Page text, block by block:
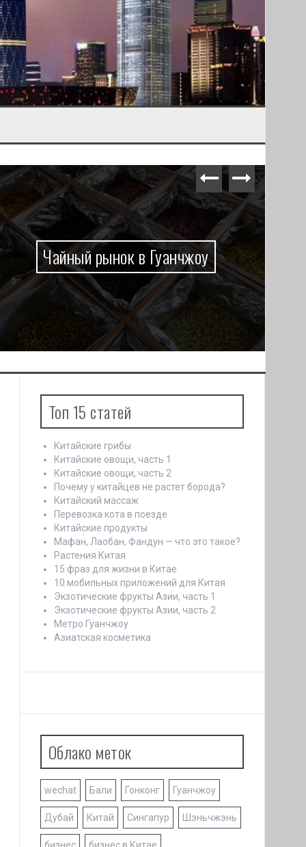
Чайный рынок в Гуанчжоу
Топ 15 статей
Китайские грибы
Китайские овощи, часть 1
Китайские овощи, часть 2
Почему у китайцев не растет борода?
Китайский массаж
Перевозка кота в поезде
Китайские продукты
Мафан, Лаобан, Фандун — что это такое?
Растения Китая
15 фраз для жизни в Китае
10 мобильных приложений для Китая
Экзотические фрукты Азии, часть 1
Экзотические фрукты Азии, часть 2
Метро Гуанчжоу
Азиатская косметика
Облако меток
wechat Бали Гонконг Гуанчжоу
Дубай Китай Сингапур Шэньчжэнь